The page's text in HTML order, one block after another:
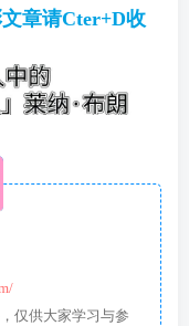
章请Cter+D收
仅供大家学习与参